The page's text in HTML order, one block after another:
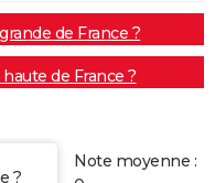
de France ?
de France ?
?
Note moyenne :